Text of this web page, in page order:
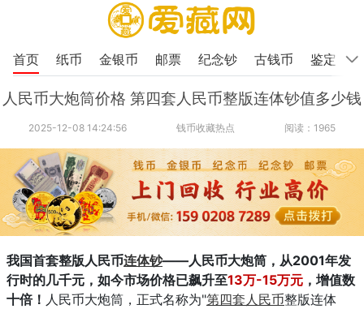
首页 纸币 金银币 邮票 纪念钞 古钱币 鉴定
人民币大炮筒价格 第四套人民币整版连体钞值多少钱
2025-12-08 14:24:56 钱币收藏热点 阅读：1965
我国首套整版人民币连体钞——人民币大炮筒，从2001年发
行时的几千元，如今市场价格已飙升至13万-15万元 ，增值数
十倍！ 人民币大炮筒，正式名称为"第四套人民币整版连体